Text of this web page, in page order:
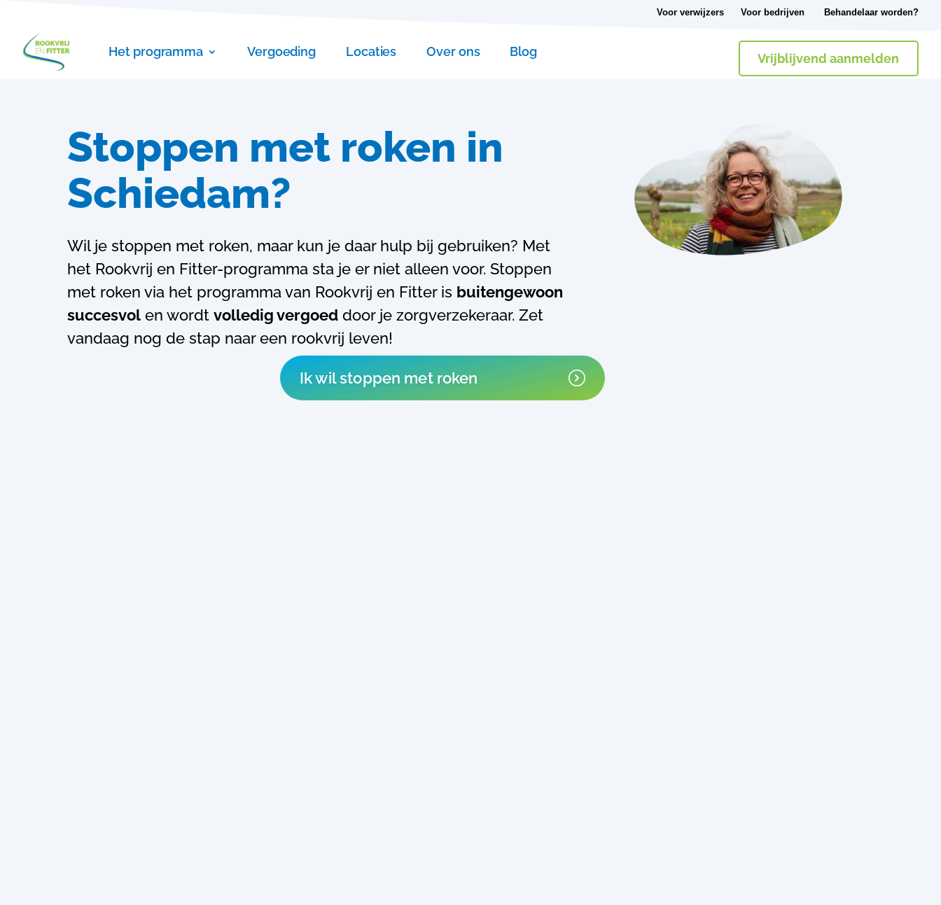
Voor verwijzers Voor bedrijven Behandelaar worden?
Het programma Vergoeding Locaties Over ons Blog Vrijblijvend aanmelden
Stoppen met roken in
Schiedam?
Wil je stoppen met roken, maar kun je daar hulp bij gebruiken? Met
het Rookvrij en Fitter-programma sta je er niet alleen voor. Stoppen
met roken via het programma van Rookvrij en Fitter is buitengewoon
succesvol en wordt volledig vergoed door je zorgverzekeraar. Zet
vandaag nog de stap naar een rookvrij leven!
Ik wil stoppen met roken